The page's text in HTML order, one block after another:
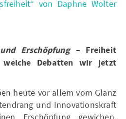
von Daphne Wolter
Erschöpfung– Freiheit
Debatten wir jetzt
heute vor allem vom Glanz
und Innovationskraft
Erschöpfung gewichen.